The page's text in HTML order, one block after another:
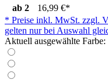
ab 2
16,99 €*
* Preise inkl. MwSt. zzgl.
gelten nur bei Auswahl
Aktuell ausgewählte Farbe: